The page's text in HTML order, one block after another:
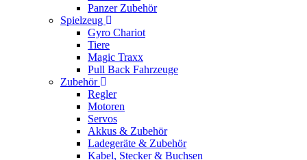
Panzer Zubehör
Spielzeug
Gyro Chariot
Tiere
Magic Traxx
Pull Back Fahrzeuge
Zubehör
Regler
Motoren
Servos
Akkus & Zubehör
Ladegeräte & Zubehör
Kabel, Stecker & Buchsen